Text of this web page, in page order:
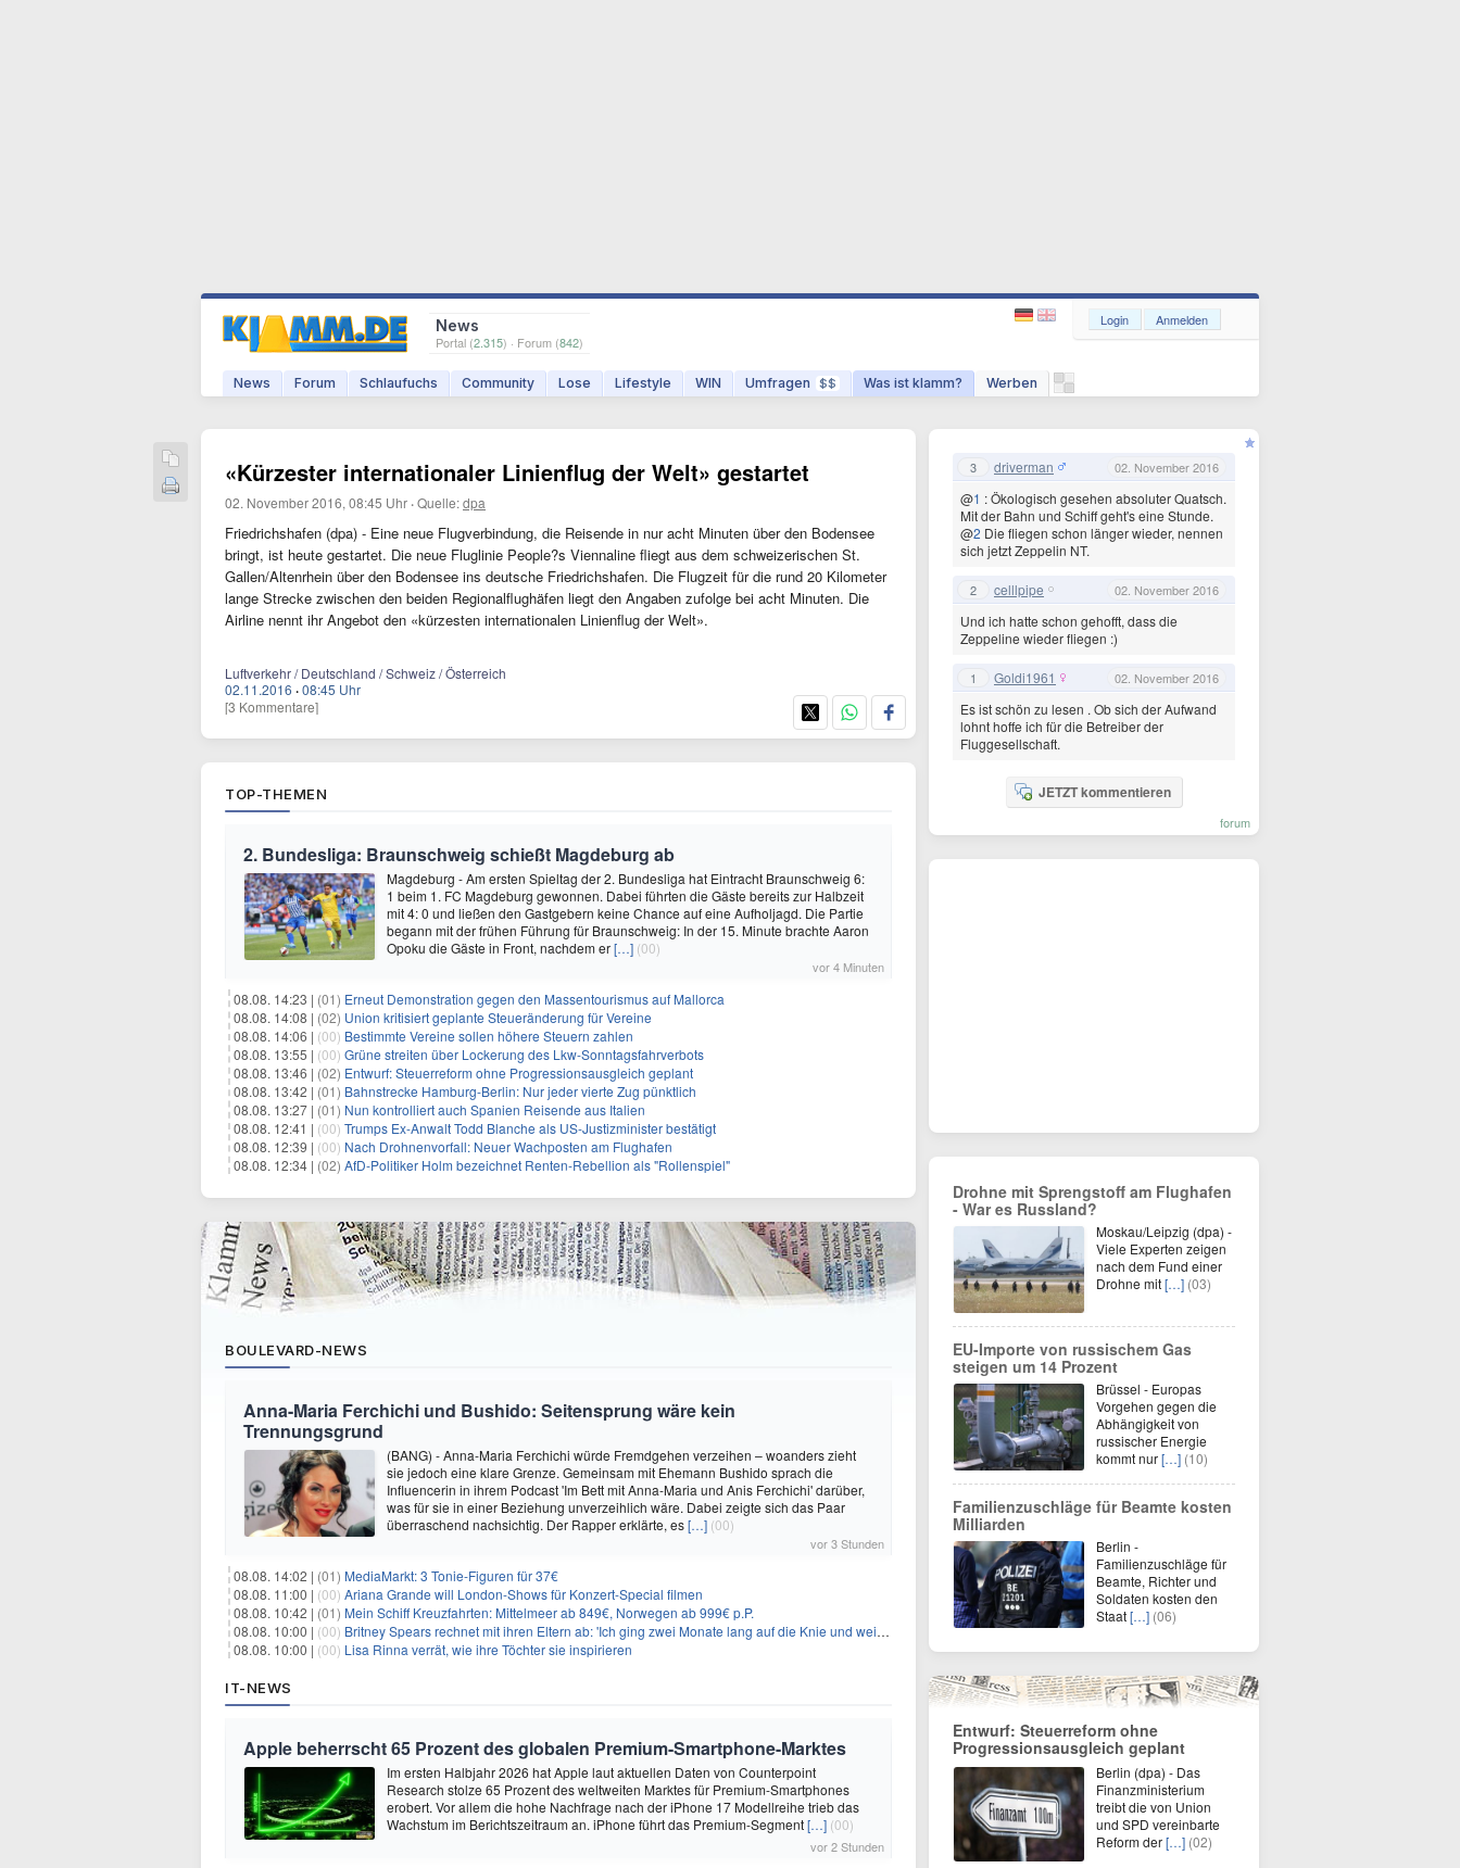
News
Portal (2.315) · Forum (842)
News Forum Schlaufuchs Community Lose Lifestyle WIN Umfragen $$ Was ist klamm? Werben
Login Anmelden
«Kürzester internationaler Linienflug der Welt» gestartet
02. November 2016, 08:45 Uhr ·Quelle:dpa
Friedrichshafen (dpa) - Eine neue Flugverbindung, die Reisende in nur acht Minuten über den Bodensee
bringt, ist heute gestartet. Die neue Fluglinie People?s Viennaline fliegt aus dem schweizerischen St.
Gallen/Altenrhein über den Bodensee ins deutsche Friedrichshafen. Die Flugzeit für die rund 20 Kilometer
lange Strecke zwischen den beiden Regionalflughäfen liegt den Angaben zufolge bei acht Minuten. Die
Airline nennt ihr Angebot den «kürzesten internationalen Linienflug der Welt».
Luftverkehr / Deutschland / Schweiz / Österreich
02.11.2016 ·08:45 Uhr
[3 Kommentare]
TOP-THEMEN
2. Bundesliga: Braunschweig schießt Magdeburg ab
Magdeburg - Am ersten Spieltag der 2. Bundesliga hat Eintracht Braunschweig 6:
1 beim 1. FC Magdeburg gewonnen. Dabei führten die Gäste bereits zur Halbzeit
mit 4: 0 und ließen den Gastgebern keine Chance auf eine Aufholjagd. Die Partie
begann mit der frühen Führung für Braunschweig: In der 15. Minute brachte Aaron
Opoku die Gäste in Front, nachdem er[…] (00)
vor 4 Minuten
08.08. 14:23 | (01) Erneut Demonstration gegen den Massentourismus auf Mallorca
08.08. 14:08 | (02) Union kritisiert geplante Steueränderung für Vereine
08.08. 14:06 | (00) Bestimmte Vereine sollen höhere Steuern zahlen
08.08. 13:55 | (00) Grüne streiten über Lockerung des Lkw-Sonntagsfahrverbots
08.08. 13:46 | (02) Entwurf: Steuerreform ohne Progressionsausgleich geplant
08.08. 13:42 | (01) Bahnstrecke Hamburg-Berlin: Nur jeder vierte Zug pünktlich
08.08. 13:27 | (01) Nun kontrolliert auch Spanien Reisende aus Italien
08.08. 12:41 | (00) Trumps Ex-Anwalt Todd Blanche als US-Justizminister bestätigt
08.08. 12:39 | (00) Nach Drohnenvorfall: Neuer Wachposten am Flughafen
08.08. 12:34 | (02) AfD-Politiker Holm bezeichnet Renten-Rebellion als "Rollenspiel"
BOULEVARD-NEWS
Anna-Maria Ferchichi und Bushido: Seitensprung wäre kein
Trennungsgrund
(BANG) - Anna-Maria Ferchichi würde Fremdgehen verzeihen – woanders zieht
sie jedoch eine klare Grenze. Gemeinsam mit Ehemann Bushido sprach die
Influencerin in ihrem Podcast 'Im Bett mit Anna-Maria und Anis Ferchichi' darüber,
was für sie in einer Beziehung unverzeihlich wäre. Dabei zeigte sich das Paar
überraschend nachsichtig. Der Rapper erklärte, es[…] (00)
vor 3 Stunden
08.08. 14:02 | (01) MediaMarkt: 3 Tonie-Figuren für 37€
08.08. 11:00 | (00) Ariana Grande will London-Shows für Konzert-Special filmen
08.08. 10:42 | (01) Mein Schiff Kreuzfahrten: Mittelmeer ab 849€, Norwegen ab 999€ p.P.
08.08. 10:00 | (00) Britney Spears rechnet mit ihren Eltern ab: 'Ich ging zwei Monate lang auf die Knie und weinte'
08.08. 10:00 | (00) Lisa Rinna verrät, wie ihre Töchter sie inspirieren
IT-NEWS
Apple beherrscht 65 Prozent des globalen Premium-Smartphone-Marktes
Im ersten Halbjahr 2026 hat Apple laut aktuellen Daten von Counterpoint
Research stolze 65 Prozent des weltweiten Marktes für Premium-Smartphones
erobert. Vor allem die hohe Nachfrage nach der iPhone 17 Modellreihe trieb das
Wachstum im Berichtszeitraum an. iPhone führt das Premium-Segment[…] (00)
vor 2 Stunden
3 driverman 02. November 2016
@1 : Ökologisch gesehen absoluter Quatsch.
Mit der Bahn und Schiff geht's eine Stunde.
@2 Die fliegen schon länger wieder, nennen
sich jetzt Zeppelin NT.
2 celllpipe 02. November 2016
Und ich hatte schon gehofft, dass die
Zeppeline wieder fliegen :)
1 Goldi1961 02. November 2016
Es ist schön zu lesen . Ob sich der Aufwand
lohnt hoffe ich für die Betreiber der
Fluggesellschaft.
JETZT kommentieren
forum
Drohne mit Sprengstoff am Flughafen
- War es Russland?
Moskau/Leipzig (dpa) -
Viele Experten zeigen
nach dem Fund einer
Drohne mit[…] (03)
EU-Importe von russischem Gas
steigen um 14 Prozent
Brüssel - Europas
Vorgehen gegen die
Abhängigkeit von
russischer Energie
kommt nur[…] (10)
Familienzuschläge für Beamte kosten
Milliarden
Berlin -
Familienzuschläge für
Beamte, Richter und
Soldaten kosten den
Staat[…] (06)
Entwurf: Steuerreform ohne
Progressionsausgleich geplant
Berlin (dpa) - Das
Finanzministerium
treibt die von Union
und SPD vereinbarte
Reform der[…] (02)